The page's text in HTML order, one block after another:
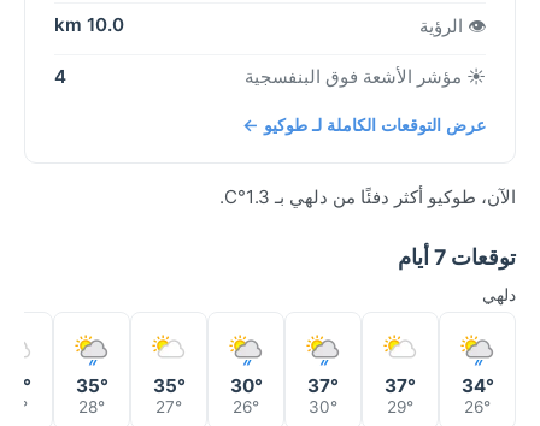
👁️ الرؤية 10.0 km
☀️ مؤشر الأشعة فوق البنفسجية 4
عرض التوقعات الكاملة لـ طوكيو ←
الآن، طوكيو أكثر دفئًا من دلهي بـ 1.3°C.
توقعات 7 أيام
دلهي
34°
26°
37°
29°
37°
30°
30°
26°
35°
27°
35°
28°
29°